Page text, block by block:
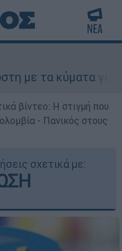
για να σώσει
βίντεο: Η στιγμή που
- Πανικός στους
σχετικά με: